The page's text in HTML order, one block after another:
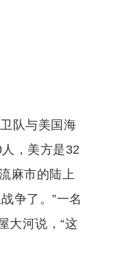
队与美国海
，美方是32
麻市的陆上
争了。”一名
大河说，“这